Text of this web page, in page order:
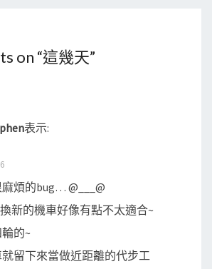
on “這幾天”
表示:
煩的bug… @___@
新的機車好像有點不太適合~
的~
留下來當做近距離的代步工